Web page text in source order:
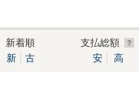
新着順
新
古
支払総額
安
高